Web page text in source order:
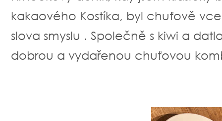
kakaového Kostíka, byl chuťově
slova smyslu . Společně s kiwi a
dobrou a vydařenou chuťovou